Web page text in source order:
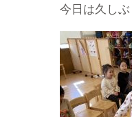
今日は久し